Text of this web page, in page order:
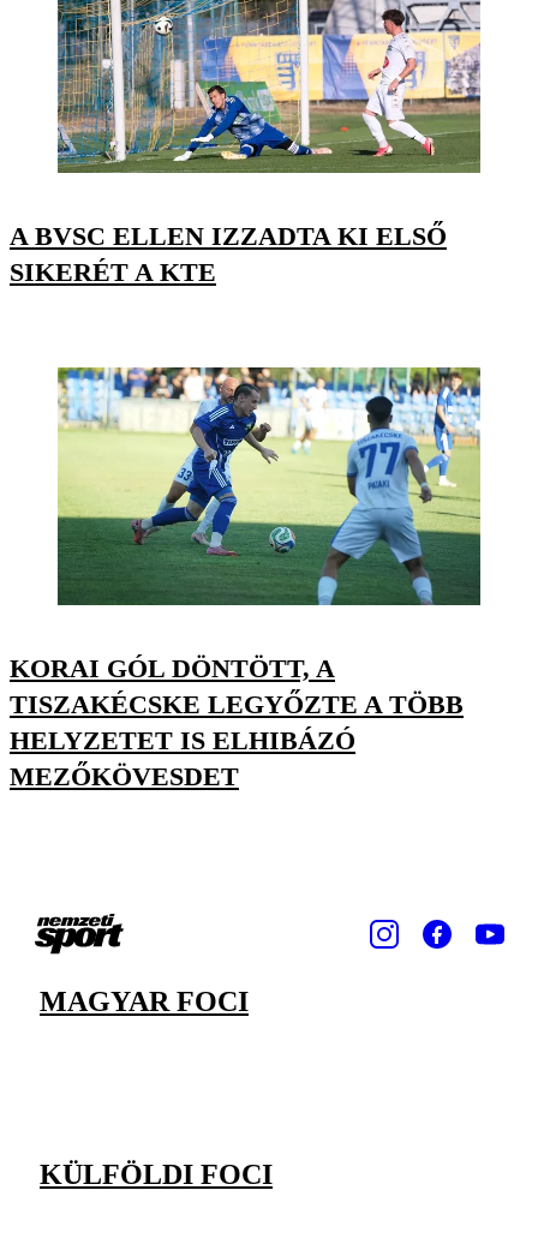
A BVSC ELLEN IZZADTA KI ELSŐ
SIKERÉT A KTE
KORAI GÓL DÖNTÖTT, A
TISZAKÉCSKE LEGYŐZTE A TÖBB
HELYZETET IS ELHIBÁZÓ
MEZŐKÖVESDET
MAGYAR FOCI
KÜLFÖLDI FOCI